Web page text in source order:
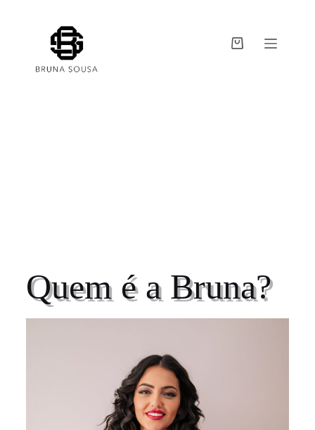
Quem é a Bruna?